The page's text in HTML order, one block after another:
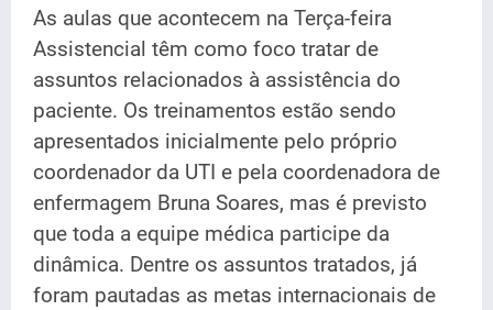
As aulas que acontecem na Terça-feira
Assistencial têm como foco tratar de
assuntos relacionados à assistência do
paciente. Os treinamentos estão sendo
apresentados inicialmente pelo próprio
coordenador da UTI e pela coordenadora de
enfermagem Bruna Soares, mas é previsto
que toda a equipe médica participe da
dinâmica. Dentre os assuntos tratados, já
foram pautadas as metas internacionais de